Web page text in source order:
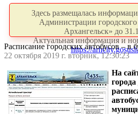
Здесь размещалась
Администрации городского
Архангельск» до
Актуальная информация и
https://
Расписание городских автобусов – в
22 октября 2019 г. вторник, 12:30:23
На